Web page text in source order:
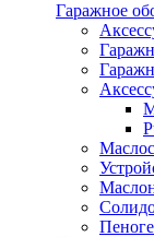
Гаражное